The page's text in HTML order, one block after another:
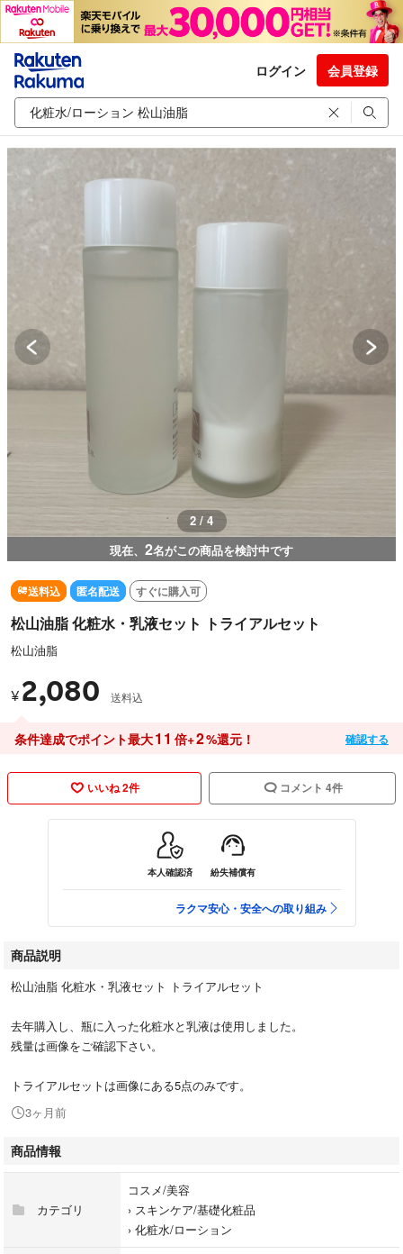
ログイン 会員登録
3 / 4
現在、 2名がこの商品を検討中です
送料込 匿名配送 すぐに購入可
松山油脂 化粧水・乳液セット トライアルセット
松山油脂
¥ 2,080 送料込
条件達成でポイント最大11 倍+2%還元！ 確認する
いいね 2件 コメント 4件
本人確認済 紛失補償有
ラクマ安心・安全への取り組み
商品説明
松山油脂 化粧水・乳液セット トライアルセット
去年購入し、瓶に入った化粧水と乳液は使用しました。
残量は画像をご確認下さい。
トライアルセットは画像にある5点のみです。
3ヶ月前
商品情報
カテゴリ
コスメ/美容
› スキンケア/基礎化粧品
› 化粧水/ローション